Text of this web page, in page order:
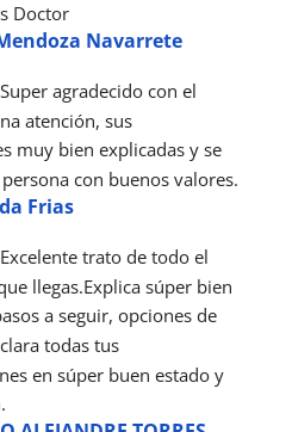
Doctor
Navarrete
Super agradecido con el
atención, sus
muy bien explicadas y se
con buenos valores.
Frias
Excelente trato de todo el
llegas.Explica súper bien
a seguir, opciones de
todas tus
en súper buen estado y